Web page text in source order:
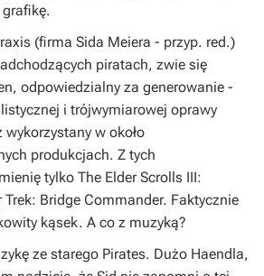
(firma Sida Meiera - przyp. red.)
piratach, zwie się
odpowiedzialny za generowanie -
i trójwymiarowej oprawy
w około
produkcjach. Z tych
tylko The Elder Scrolls III:
Trek: Bridge Commander. Faktycznie
kąsek. A co z muzyką?
ze starego Pirates. Dużo Haendla,